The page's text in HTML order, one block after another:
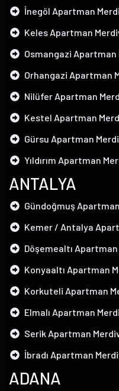
İnegöl Apartman
Keles Apartman
Osmangazi Apartman
Orhangazi Apartman
Nilüfer Apartman
Kestel Apartman
Gürsu Apartman
Yıldırım Apartman
ANTALYA
Gündoğmuş
Kemer / Antalya
Döşemealtı
Konyaaltı Apartman
Korkuteli Apartman
Elmalı Apartman
Serik Apartman
İbradı Apartman
ADANA